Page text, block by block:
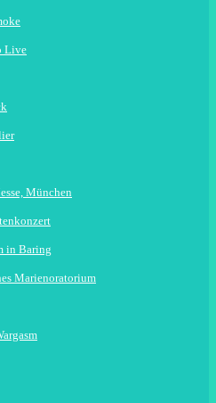
Live
München
in Baring
Marienoratorium